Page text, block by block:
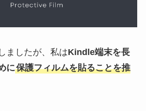
ましたが、私はKindle端末を長
に保護フィルムを貼ることを推